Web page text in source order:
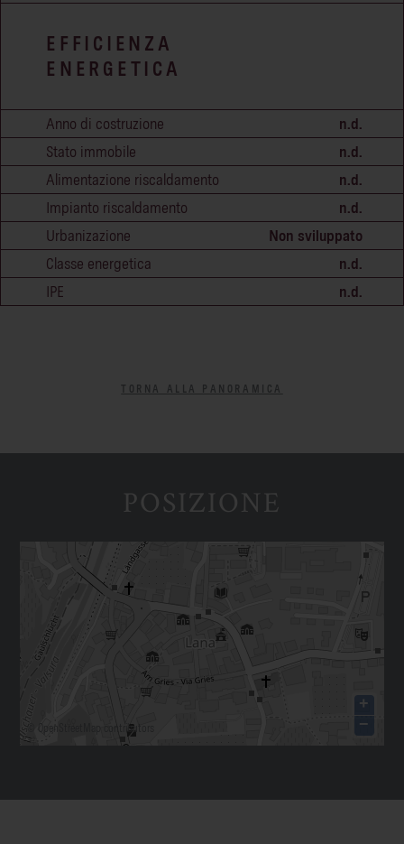
EFFICIENZA
ENERGETICA
Anno di costruzione
n.d.
Stato immobile
n.d.
Alimentazione riscaldamento
n.d.
Impianto riscaldamento
n.d.
Urbanizazione
Non sviluppato
Classe energetica
n.d.
IPE
n.d.
TORNA ALLA PANORAMICA
POSIZIONE
+
−
contributors